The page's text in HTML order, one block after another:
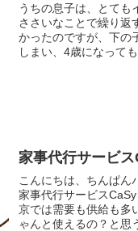
うちの息子は、とても
ささいなことで繰り返すギャン泣き 上の子は
かったのですが、下の
しまい、4歳になっても
家事代行サービ
こんにちは、ちんぱんパパです！ 今回は、子
家事代行サービスCaSyを使ってみ
京では需要も供給も多
ゃんと使えるの？と思